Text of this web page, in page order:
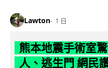
Lawton 1 日
熊本地震手術室
人、逃生門 網民